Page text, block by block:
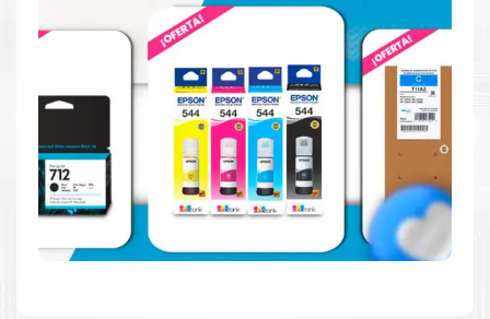
Hecho para ser fácil de usar
Simple y fácil de usar.